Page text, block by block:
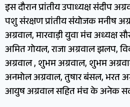
इस दौरान प्रांतीय उपाध्यक्ष संदीप
पशु संरक्षण प्रांतीय संयोजक मनीष
अग्रवाल, मारवाड़ी युवा मंच अध्यक्ष
अमित गोयल, राजा अग्रवाल झलप,
अग्रवाल , शुभम अग्रवाल, शुभम
अनमोल अग्रवाल, तुषार बंसल, भरत
आयुष अग्रवाल सहित मंच के अनेक